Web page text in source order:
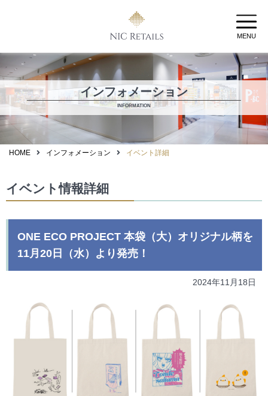
MENU
インフォメーション
INFORMATION
HOME インフォメーション イベント詳細
イベント情報詳細
ONE ECO PROJECT 本袋（大）オリジナル柄を
11月20日（水）より発売！
2024年11月18日